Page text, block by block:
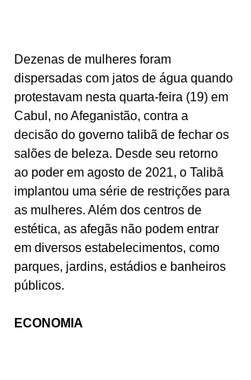
Dezenas de mulheres foram
dispersadas com jatos de água quando
protestavam nesta quarta-feira (19) em
Cabul, no Afeganistão, contra a
decisão do governo talibã de fechar os
salões de beleza. Desde seu retorno
ao poder em agosto de 2021, o Talibã
implantou uma série de restrições para
as mulheres. Além dos centros de
estética, as afegãs não podem entrar
em diversos estabelecimentos, como
parques, jardins, estádios e banheiros
públicos.
ECONOMIA